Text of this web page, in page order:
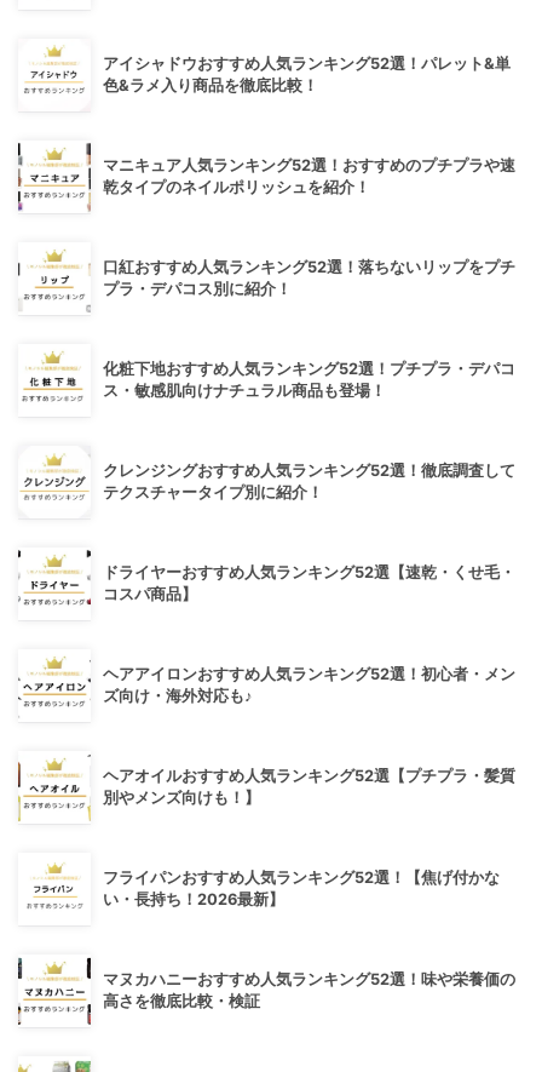
アイシャドウおすすめ人気ランキング52選！パレット&単
色&ラメ入り商品を徹底比較！
マニキュア人気ランキング52選！おすすめのプチプラや速
乾タイプのネイルポリッシュを紹介！
口紅おすすめ人気ランキング52選！落ちないリップをプチ
プラ・デパコス別に紹介！
化粧下地おすすめ人気ランキング52選！プチプラ・デパコ
ス・敏感肌向けナチュラル商品も登場！
クレンジングおすすめ人気ランキング52選！徹底調査して
テクスチャータイプ別に紹介！
ドライヤーおすすめ人気ランキング52選【速乾・くせ毛・
コスパ商品】
ヘアアイロンおすすめ人気ランキング52選！初心者・メン
ズ向け・海外対応も♪
ヘアオイルおすすめ人気ランキング52選【プチプラ・髪質
別やメンズ向けも！】
フライパンおすすめ人気ランキング52選！【焦げ付かな
い・長持ち！2026最新】
マヌカハニーおすすめ人気ランキング52選！味や栄養価の
高さを徹底比較・検証